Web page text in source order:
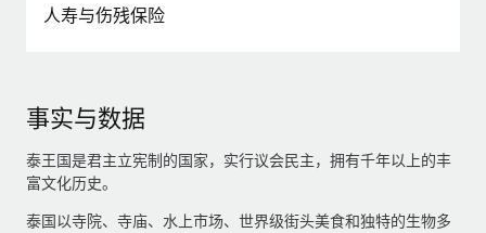
人寿与伤残保险
事实与数据
泰王国是君主立宪制的国家，实行议会民主，拥有千年以上的丰
富文化历史。
泰国以寺院、寺庙、水上市场、世界级街头美食和独特的生物多